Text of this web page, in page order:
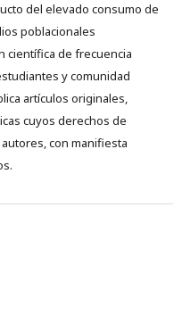
del elevado consumo de
poblacionales
científica de frecuencia
y comunidad
artículos originales,
cuyos derechos de
con manifiesta